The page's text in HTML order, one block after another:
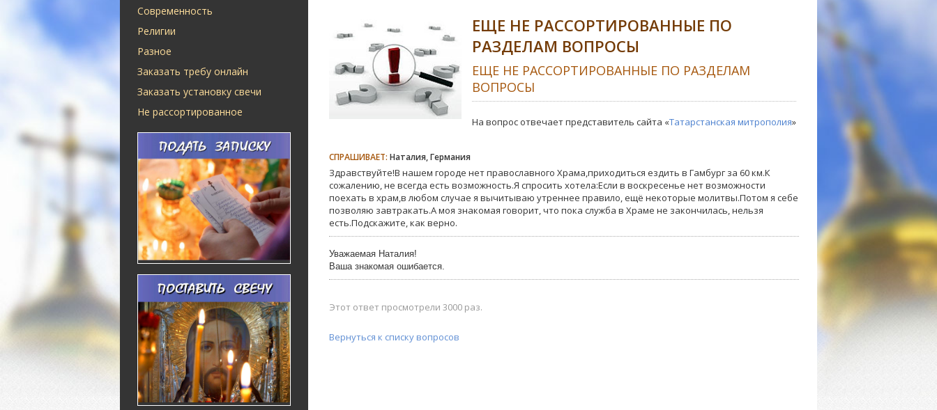
Современность
Религии
Разное
Заказать требу онлайн
Заказать установку свечи
Не рассортированное
ЕЩЕ НЕ РАССОРТИРОВАННЫЕ ПО
РАЗДЕЛАМ ВОПРОСЫ
ЕЩЕ НЕ РАССОРТИРОВАННЫЕ ПО РАЗДЕЛАМ
ВОПРОСЫ
На вопрос отвечает представитель сайта «Татарстанская митрополия»
СПРАШИВАЕТ: Наталия, Германия
Здравствуйте!В нашем городе нет православного Храма,приходиться ездить в Гамбург за 60 км.К
сожалению, не всегда есть возможность.Я спросить хотела:Если в воскресенье нет возможности
поехать в храм,в любом случае я вычитываю утреннее правило, ещё некоторые молитвы.Потом я себе
позволяю завтракать.А моя знакомая говорит, что пока служба в Храме не закончилась, нельзя
есть.Подскажите, как верно.
Уважаемая Наталия!
Ваша знакомая ошибается.
Этот ответ просмотрели 3000 раз.
Вернуться к списку вопросов